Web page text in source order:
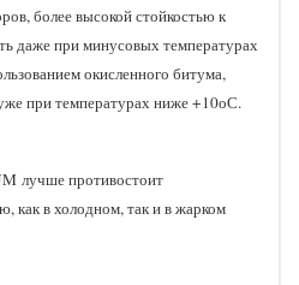
более высокой стойкостью к
даже при минусовых температурах
окисленного битума,
при температурах ниже +10оС.
лучше противостоит
как в холодном, так и в жарком